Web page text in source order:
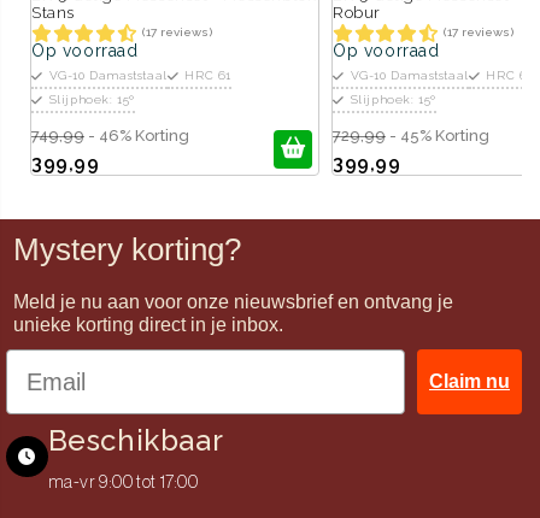
Stans
(17 reviews)
Op voorraad
VG-10 Damaststaal
HRC 61
Slijphoek: 15º
749,99 - 46% Korting
399,99
Robur
(17 reviews)
Op voorraad
VG-10 Damaststaal
HRC 61
Slijphoek: 15º
729,99 - 45% Korting
399,99
Mystery korting?
Meld je nu aan voor onze nieuwsbrief en ontvang je
unieke korting direct in je inbox.
Claim nu
Beschikbaar
ma-vr 9:00 tot 17:00